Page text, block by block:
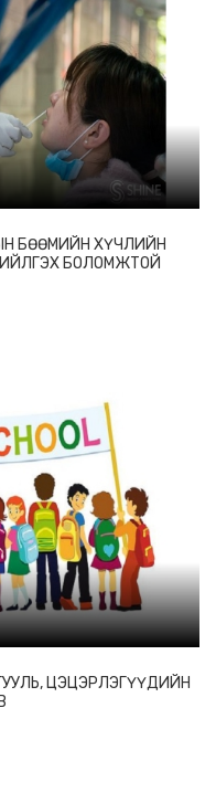
БӨӨМИЙН ХҮЧЛИЙН
БОЛОМЖТОЙ
ЦЭЦЭРЛЭГҮҮДИЙН